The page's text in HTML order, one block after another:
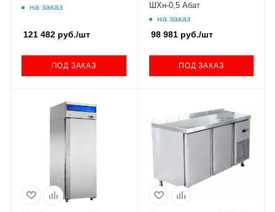
на заказ
121 482 руб./шт
ПОД ЗАКАЗ
ШХн-0,5 Абат
на заказ
98 981руб./шт
ПОД ЗАКАЗ